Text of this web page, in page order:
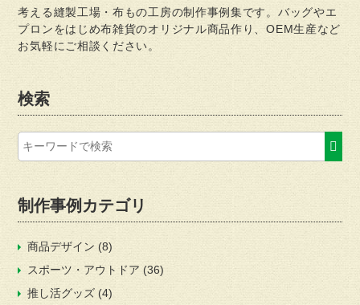
考える縫製工場・布もの工房の制作事例集です。バッグやエ
プロンをはじめ布雑貨のオリジナル商品作り、OEM生産など
お気軽にご相談ください。
検索
制作事例カテゴリ
商品デザイン (8)
スポーツ・アウトドア (36)
推し活グッズ (4)